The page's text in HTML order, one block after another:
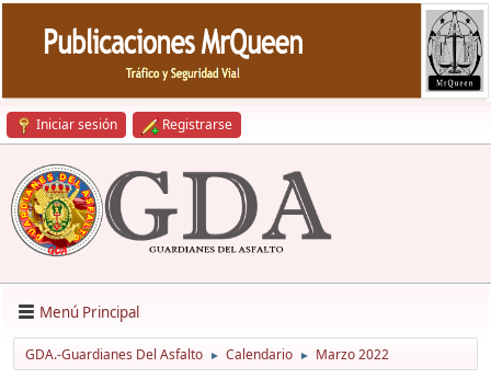
Iniciar sesión Registrarse
Menú Principal
GDA.-Guardianes Del Asfalto ► Calendario ► Marzo 2022